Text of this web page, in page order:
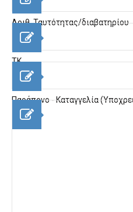
Αριθ. Ταυτότητας/διαβατηρίου
ΤΚ
Παράπονο - Καταγγελία